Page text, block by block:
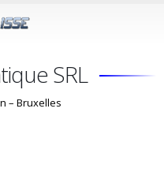
SRL
– Bruxelles